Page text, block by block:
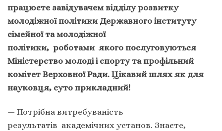
працюєте завідувачем відділу розвитку
молодіжної політики Державного інституту
сімейної та молодіжної
політики, роботами якого послуговуються
Міністерство молоді і спорту та профільний
комітет Верховної Ради. Цікавий шлях як для
науковця, суто прикладний!
— Потрібна витребуваність
результатів академічних установ. Знаєте,